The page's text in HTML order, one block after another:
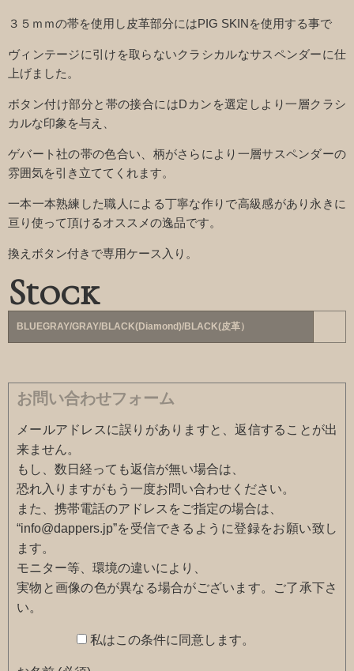
３５ｍｍの帯を使用し皮革部分にはPIG SKINを使用する事で
ヴィンテージに引けを取らないクラシカルなサスペンダーに仕
上げました。
ボタン付け部分と帯の接合にはDカンを選定しより一層クラシ
カルな印象を与え、
ゲバート社の帯の色合い、柄がさらにより一層サスペンダーの
雰囲気を引き立ててくれます。
一本一本熟練した職人による丁寧な作りで高級感があり永きに
亘り使って頂けるオススメの逸品です。
換えボタン付きで専用ケース入り。
Stock
BLUEGRAY/GRAY/BLACK(Diamond)/BLACK(皮革）
お問い合わせフォーム
メールアドレスに誤りがありますと、返信することが出
来ません。
もし、数日経っても返信が無い場合は、
恐れ入りますがもう一度お問い合わせください。
また、携帯電話のアドレスをご指定の場合は、
“info@dappers.jp”を受信できるように登録をお願い致し
ます。
モニター等、環境の違いにより、
実物と画像の色が異なる場合がございます。ご了承下さ
い。
私はこの条件に同意します。